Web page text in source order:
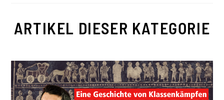
ARTIKEL DIESER KATEGORIE